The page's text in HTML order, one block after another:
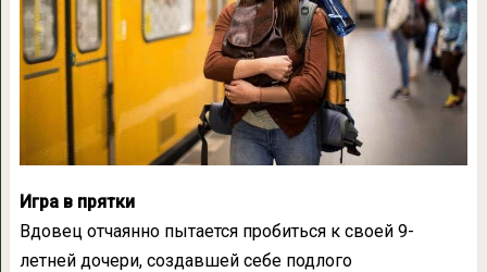
Игра в прятки
Вдовец отчаянно пытается пробиться к своей 9-
летней дочери, создавшей себе подлого